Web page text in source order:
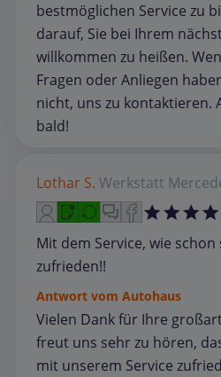
bestmöglichen Service zu
darauf, Sie bei Ihrem
willkommen zu heißen.
Fragen oder Anliegen
nicht, uns zu kontaktieren.
bald!
Lothar S. Werkstatt
Mit dem Service, wie schon
zufrieden!!
Antwort vom Autohaus
Vielen Dank für Ihre
freut uns sehr zu hören,
mit unserem Service